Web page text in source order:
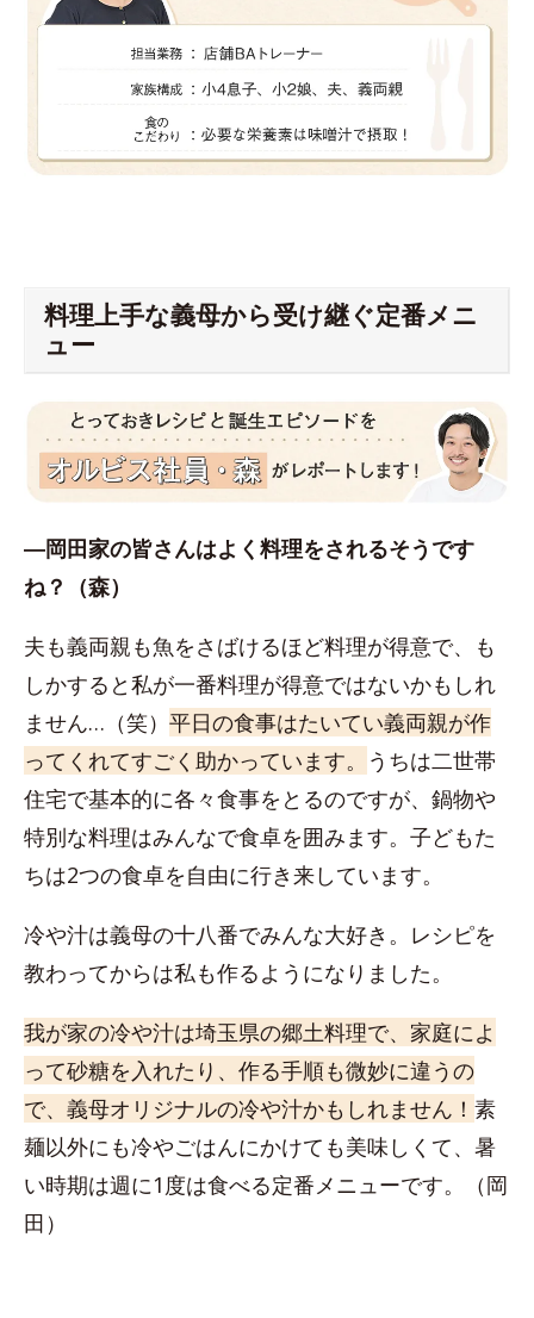
料理上手な義母から受け継ぐ定番メニ
ュー
―岡田家の皆さんはよく料理をされるそうです
ね？（森）
夫も義両親も魚をさばけるほど料理が得意で、も
しかすると私が一番料理が得意ではないかもしれ
ません…（笑） 平日の食事はたいてい義両親が作
ってくれてすごく助かっています。
うちは二世帯
住宅で基本的に各々食事をとるのですが、鍋物や
特別な料理はみんなで食卓を囲みます。子どもた
ちは2つの食卓を自由に行き来しています。
冷や汁は義母の十八番でみんな大好き。レシピを
教わってからは私も作るようになりました。
我が家の冷や汁は埼玉県の郷土料理で、家庭によ
って砂糖を入れたり、作る手順も微妙に違うの
で、義母オリジナルの冷や汁かもしれません！ 素
麺以外にも冷やごはんにかけても美味しくて、暑
い時期は週に1度は食べる定番メニューです。（岡
田）